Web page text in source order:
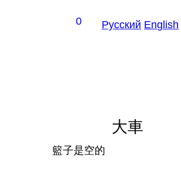
0 Русский English
大車
籃子是空的